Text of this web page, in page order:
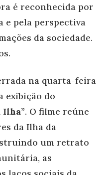
é reconhecida por
e pela perspectiva
da sociedade.
na quarta-feira
exibição do
Ilha”. O filme reúne
da Ilha da
um retrato
as